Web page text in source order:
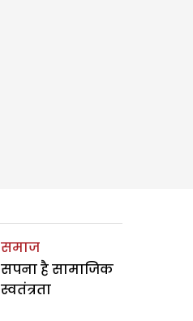
समाज
सपना है सामाजिक
स्वतंत्रता